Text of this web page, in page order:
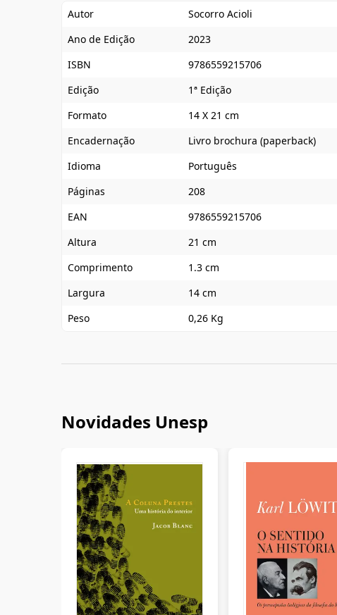
Autor
Socorro Acioli
Ano de Edição
2023
ISBN
9786559215706
Edição
1ª Edição
Formato
14 X 21 cm
Encadernação
Livro brochura (paperback)
Idioma
Português
Páginas
208
EAN
9786559215706
Altura
21 cm
Comprimento
1.3 cm
Largura
14 cm
Peso
0,26 Kg
Novidades Unesp